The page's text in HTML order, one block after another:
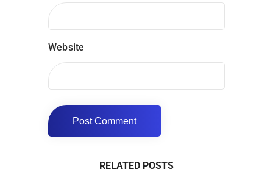
Website
RELATED POSTS